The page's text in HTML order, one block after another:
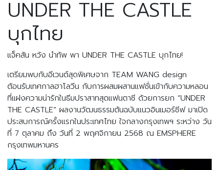
UNDER THE CASTLE
บุกไทย
แจ็คสัน หวัง นำทัพ พา UNDER THE CASTLE บุกไทย!
เตรียมพบกับอีเวนต์สุดพิเศษจาก TEAM WANG design
ต้อนรับเทศกาลฮาโลวีน กับการผสมผสานแฟชั่นเข้ากับความหลอน
ที่แฝงความน่ารักในธีมปราสาทสุดแฟนตาซี ด้วยการยก “UNDER
THE CASTLE” ผลงานวัฒนธรรมต้นฉบับแนวอินเมอร์ซีฟ มาเปิด
ประสบการณ์ครั้งแรกในประเทศไทย ใจกลางกรุงเทพฯ ระหว่าง วัน
ที่ 7 ตุลาคม ถึง วันที่ 2 พฤศจิกายน 2568 ณ EMSPHERE
กรุงเทพมหานคร